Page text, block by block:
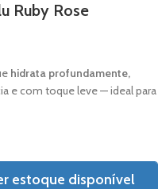
Ruby Rose
hidrata profundamente,
e com toque leve — ideal para
estoque disponível